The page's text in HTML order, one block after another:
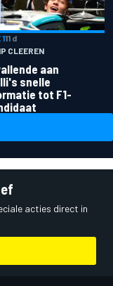
11 d
CLEEREN
aan
snelle
tot F1-
acties direct in